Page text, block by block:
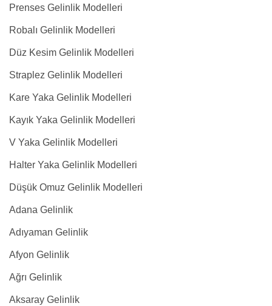
Prenses Gelinlik Modelleri
Robalı Gelinlik Modelleri
Düz Kesim Gelinlik Modelleri
Straplez Gelinlik Modelleri
Kare Yaka Gelinlik Modelleri
Kayık Yaka Gelinlik Modelleri
V Yaka Gelinlik Modelleri
Halter Yaka Gelinlik Modelleri
Düşük Omuz Gelinlik Modelleri
Adana Gelinlik
Adıyaman Gelinlik
Afyon Gelinlik
Ağrı Gelinlik
Aksaray Gelinlik